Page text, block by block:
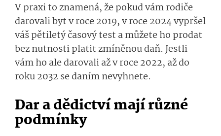
V praxi to znamená, že pokud vám rodiče
darovali byt v roce 2019, v roce 2024 vypršel
váš pětiletý časový test a můžete ho prodat
bez nutnosti platit zmíněnou daň. Jestli
vám ho ale darovali až v roce 2022, až do
roku 2032 se daním nevyhnete.
Dar a dědictví mají různé
podmínky